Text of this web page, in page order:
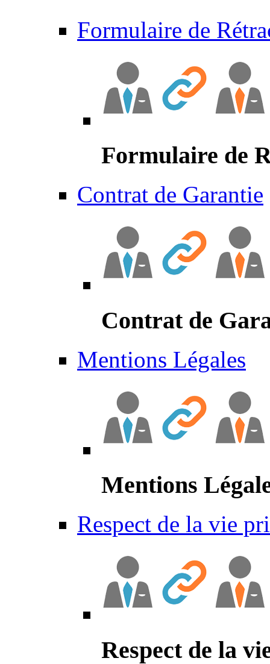
Formulaire de
Formulaire de
Contrat de Garantie
Contrat de
Mentions Légales
Mentions
Respect de la vie
Respect de la